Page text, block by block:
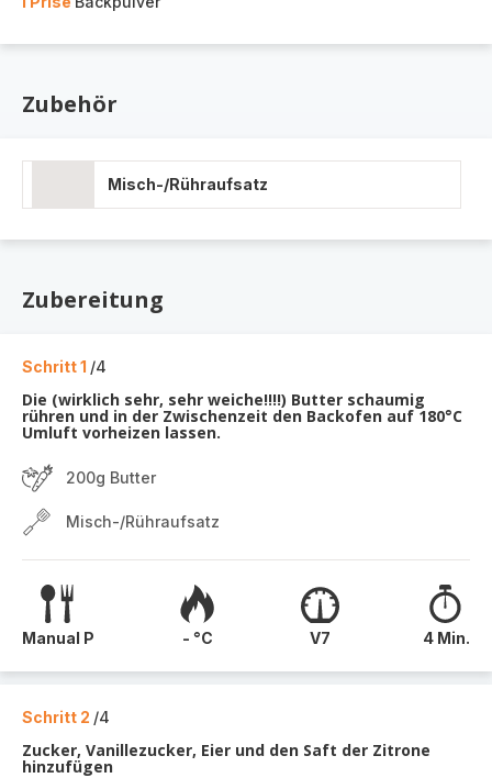
Zubehör
Misch-/Rühraufsatz
Zubereitung
Schritt 1 /4
Die (wirklich sehr, sehr weiche!!!!) Butter schaumig
rühren und in der Zwischenzeit den Backofen auf 180°C
Umluft vorheizen lassen.
200g Butter
Misch-/Rühraufsatz
Manual P - °C V7 4 Min.
Schritt 2 /4
Zucker, Vanillezucker, Eier und den Saft der Zitrone
hinzufügen